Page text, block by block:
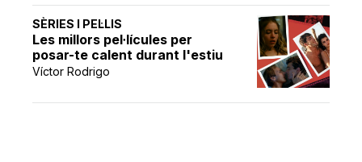
SÈRIES I PEL·LIS
Les millors pel·lícules per
posar-te calent durant l'estiu
Víctor Rodrigo